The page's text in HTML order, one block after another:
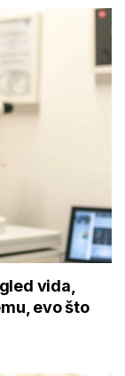
vida,
evo što